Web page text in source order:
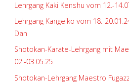
Lehrgang Kaki Kenshu vom 12.-
Lehrgang Kangeiko vom 18.-
Dan
Shotokan-Karate-Lehrgang mit
02.-03.05.25
Shotokan-Lehrgang Maestro